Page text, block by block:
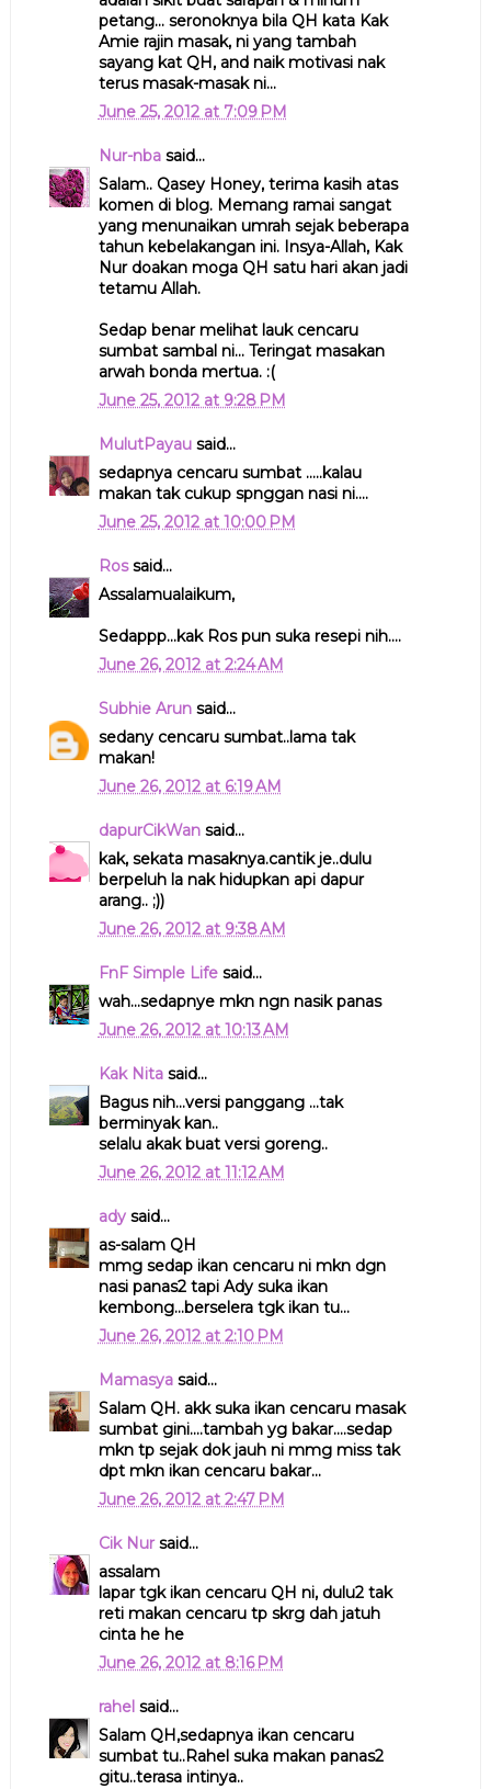
petang... seronoknya bila QH kata Kak
Amie rajin masak, ni yang tambah
sayang kat QH, and naik motivasi nak
terus masak-masak ni...
June 25, 2012 at 7:09 PM
Nur-nbasaid...
Salam.. Qasey Honey, terima kasih atas
komen di blog. Memang ramai sangat
yang menunaikan umrah sejak beberapa
tahun kebelakangan ini. Insya-Allah, Kak
Nur doakan moga QH satu hari akan jadi
tetamu Allah.
Sedap benar melihat lauk cencaru
sumbat sambal ni... Teringat masakan
arwah bonda mertua. :(
June 25, 2012 at 9:28 PM
MulutPayausaid...
sedapnya cencaru sumbat .....kalau
makan tak cukup spnggan nasi ni....
June 25, 2012 at 10:00 PM
Rossaid...
Assalamualaikum,
Sedappp...kak Ros pun suka resepi nih....
June 26, 2012 at 2:24 AM
Subhie Arunsaid...
sedany cencaru sumbat..lama tak
makan!
June 26, 2012 at 6:19 AM
dapurCikWansaid...
kak, sekata masaknya.cantik je..dulu
berpeluh la nak hidupkan api dapur
arang.. ;))
June 26, 2012 at 9:38 AM
FnF Simple Lifesaid...
wah...sedapnye mkn ngn nasik panas
June 26, 2012 at 10:13 AM
Kak Nitasaid...
Bagus nih...versi panggang ...tak
berminyak kan..
selalu akak buat versi goreng..
June 26, 2012 at 11:12 AM
adysaid...
as-salam QH
mmg sedap ikan cencaru ni mkn dgn
nasi panas2 tapi Ady suka ikan
kembong...berselera tgk ikan tu...
June 26, 2012 at 2:10 PM
Mamasyasaid...
Salam QH. akk suka ikan cencaru masak
sumbat gini....tambah yg bakar....sedap
mkn tp sejak dok jauh ni mmg miss tak
dpt mkn ikan cencaru bakar...
June 26, 2012 at 2:47 PM
Cik Nursaid...
assalam
lapar tgk ikan cencaru QH ni, dulu2 tak
reti makan cencaru tp skrg dah jatuh
cinta he he
June 26, 2012 at 8:16 PM
rahelsaid...
Salam QH,sedapnya ikan cencaru
sumbat tu..Rahel suka makan panas2
gitu..terasa intinya..